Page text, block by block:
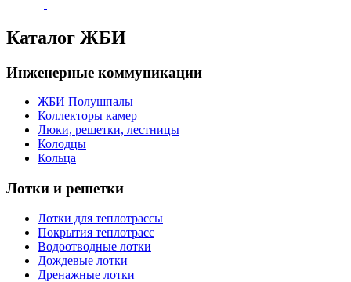
Каталог ЖБИ
Инженерные коммуникации
ЖБИ Полушпалы
Коллекторы камер
Люки, решетки, лестницы
Колодцы
Кольца
Лотки и решетки
Лотки для теплотрассы
Покрытия теплотрасс
Водоотводные лотки
Дождевые лотки
Дренажные лотки